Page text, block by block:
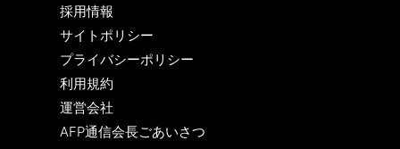
採用情報
サイトポリシー
プライバシーポリシー
利用規約
運営会社
AFP通信会長ごあいさつ